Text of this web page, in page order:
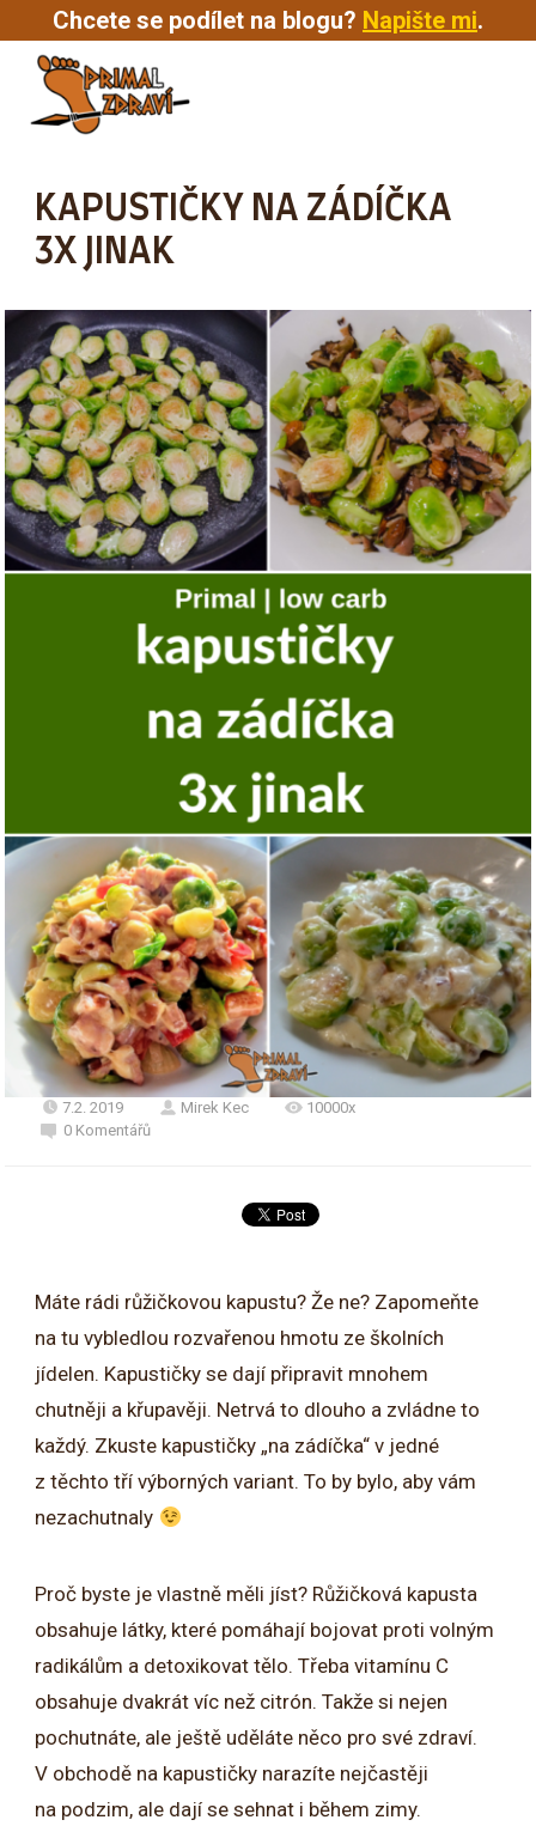
Chcete se podílet na blogu? Napište mi.
KAPUSTIČKY NA ZÁDÍČKA
3X JINAK
7.2. 2019 Mirek Kec
10000x
0 Komentářů
Máte rádi růžičkovou kapustu? Že ne? Zapomeňte
na tu vybledlou rozvařenou hmotu ze školních
jídelen. Kapustičky se dají připravit mnohem
chutněji a křupavěji. Netrvá to dlouho a zvládne to
každý. Zkuste kapustičky „na zádíčka“ v jedné
z těchto tří výborných variant. To by bylo, aby vám
nezachutnaly
Proč byste je vlastně měli jíst? Růžičková kapusta
obsahuje látky, které pomáhají bojovat proti volným
radikálům a detoxikovat tělo. Třeba vitamínu C
obsahuje dvakrát víc než citrón. Takže si nejen
pochutnáte, ale ještě uděláte něco pro své zdraví.
V obchodě na kapustičky narazíte nejčastěji
na podzim, ale dají se sehnat i během zimy.